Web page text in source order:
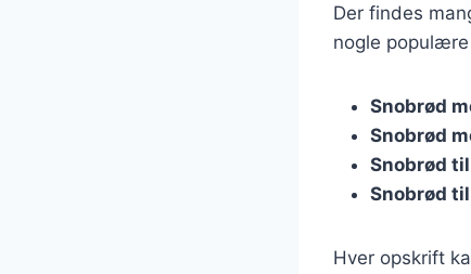
Der findes
nogle
Snobrød
Snobrød
Snobrød
Snobrød
Hver opskrift